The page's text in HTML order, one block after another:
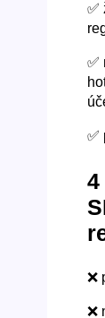
✅
✅
✅
4
❌
❌